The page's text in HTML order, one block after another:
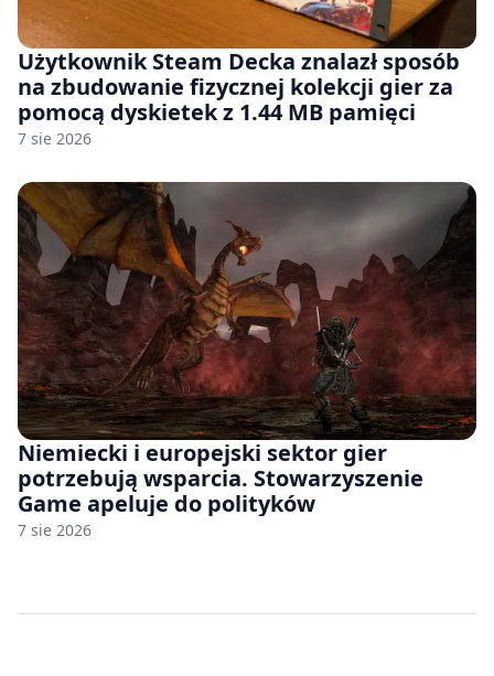
Użytkownik Steam Decka znalazł sposób
na zbudowanie fizycznej kolekcji gier za
pomocą dyskietek z 1.44 MB pamięci
7 sie 2026
Niemiecki i europejski sektor gier
potrzebują wsparcia. Stowarzyszenie
Game apeluje do polityków
7 sie 2026